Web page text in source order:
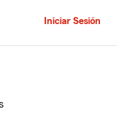
Iniciar Sesión